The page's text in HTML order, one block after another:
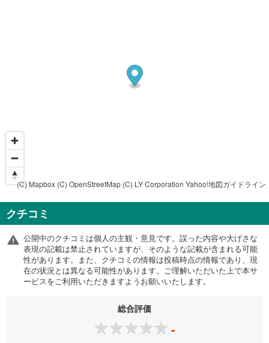
(C) Mapbox (C) OpenStreetMap (C) LY Corporation Yahoo!地図ガイドライン
クチコミ
公開中のクチコミは個人の主観・意見です。誤った内容や大げさな
表現の記載は禁止されていますが、そのような記載が含まれる可能
性があります。また、クチコミの情報は投稿時点の情報であり、現
在の状況とは異なる可能性があります。ご理解いただいた上で本サ
ービスをご利用いただきますようお願いいたします。
総合評価
-